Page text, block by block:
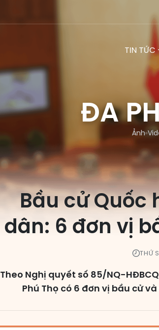
TIN TỨC
ĐA
Ảnh
Bầu cử Quốc
dân: 6 đơn vị
THỨ
Theo Nghị quyết số 85/NQ-
Phú Thọ có 6 đơn vị bầu cử